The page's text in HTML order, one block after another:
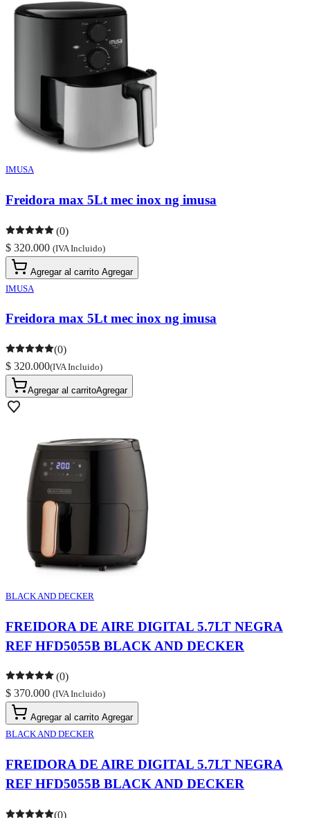
IMUSA
Freidora max 5Lt mec inox ng imusa
(0)
$ 320.000 (IVA Incluido)
Agregar al carrito Agregar
IMUSA
Freidora max 5Lt mec inox ng imusa
(0)
$ 320.000(IVA Incluido)
Agregar al carritoAgregar
BLACK AND DECKER
FREIDORA DE AIRE DIGITAL 5.7LT NEGRA
REF HFD5055B BLACK AND DECKER
(0)
$ 370.000 (IVA Incluido)
Agregar al carrito Agregar
BLACK AND DECKER
FREIDORA DE AIRE DIGITAL 5.7LT NEGRA
REF HFD5055B BLACK AND DECKER
(0)